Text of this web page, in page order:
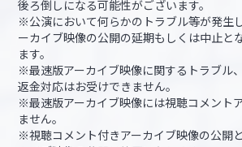
後ろ倒しになる可能性がございます。
※公演において何らかのトラブル等が発生
ーカイブ映像の公開の延期もしくは中止と
ます。
※最速版アーカイブ映像に関するトラブル
返金対応はお受けできません。
※最速版アーカイブ映像には視聴コメント
ません。
※視聴コメント付きアーカイブ映像の公開